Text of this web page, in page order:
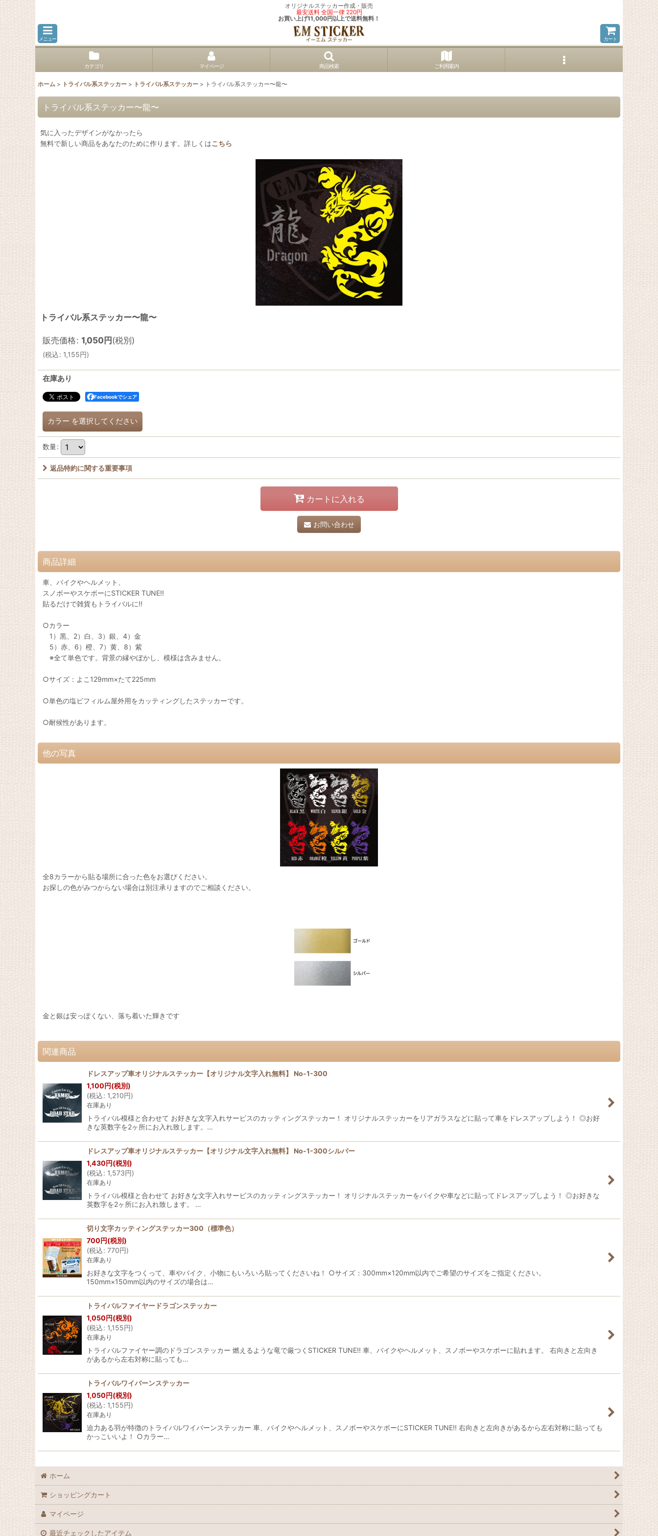
オリジナルステッカー作成・販売
最安送料 全国一律 220円
お買い上げ11,000円以上で送料無料！
メニュー カート
カテゴリ マイページ 商品検索 ご利用案内
ホーム > トライバル系ステッカー > トライバル系ステッカー > トライバル系ステッカー〜龍〜
トライバル系ステッカー〜龍〜
気に入ったデザインがなかったら
無料で新しい商品をあなたのために作ります。詳しくはこちら
トライバル系ステッカー〜龍〜
販売価格: 1,050円(税別)
(税込: 1,155円)
在庫あり
Facebookでシェア
カラー を選択してください
数量:
返品特約に関する重要事項
カートに入れる
お問い合わせ
商品詳細
車、バイクやヘルメット、
スノボーやスケボーにSTICKER TUNE!!
貼るだけで雑貨もトライバルに!!
○カラー
1）黒、2）白、3）銀、4）金
5）赤、6）橙、7）黄、8）紫
※全て単色です。背景の縁やぼかし、模様は含みません。
○サイズ：よこ129mm×たて225mm
○単色の塩ビフィルム屋外用をカッティングしたステッカーです。
○耐候性があります。
他の写真
全8カラーから貼る場所に合った色をお選びください。
お探しの色がみつからない場合は別注承りますのでご相談ください。
金と銀は安っぽくない、落ち着いた輝きです
関連商品
ドレスアップ車オリジナルステッカー【オリジナル文字入れ無料】 No-1-300
1,100円(税別)
(税込: 1,210円)
在庫あり
トライバル模様と合わせて お好きな文字入れサービスのカッティングステッカー！ オリジナルステッカーをリアガラスなどに貼って車をドレスアップしよう！ ◎お好
きな英数字を2ヶ所にお入れ致します。…
ドレスアップ車オリジナルステッカー【オリジナル文字入れ無料】 No-1-300シルバー
1,430円(税別)
(税込: 1,573円)
在庫あり
トライバル模様と合わせて お好きな文字入れサービスのカッティングステッカー！ オリジナルステッカーをバイクや車などに貼ってドレスアップしよう！ ◎お好きな
英数字を2ヶ所にお入れ致します。 …
切り文字カッティングステッカー300（標準色）
700円(税別)
(税込: 770円)
在庫あり
お好きな文字をつくって、車やバイク、小物にもいろいろ貼ってくださいね！ ○サイズ：300mm×120mm以内でご希望のサイズをご指定ください。
150mm×150mm以内のサイズの場合は…
トライバルファイヤードラゴンステッカー
1,050円(税別)
(税込: 1,155円)
在庫あり
トライバルファイヤー調のドラゴンステッカー 燃えるような竜で厳つくSTICKER TUNE!! 車、バイクやヘルメット、スノボーやスケボーに貼れます。 右向きと左向き
があるから左右対称に貼っても…
トライバルワイバーンステッカー
1,050円(税別)
(税込: 1,155円)
在庫あり
迫力ある羽が特徴のトライバルワイバーンステッカー 車、バイクやヘルメット、スノボーやスケボーにSTICKER TUNE!! 右向きと左向きがあるから左右対称に貼っても
かっこいいよ！ ○カラー…
ホーム
ショッピングカート
マイページ
最近チェックしたアイテム